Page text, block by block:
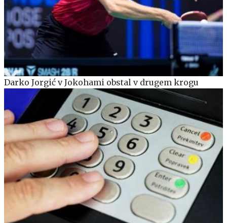
Darko Jorgić v Jokohami obstal v drugem krogu